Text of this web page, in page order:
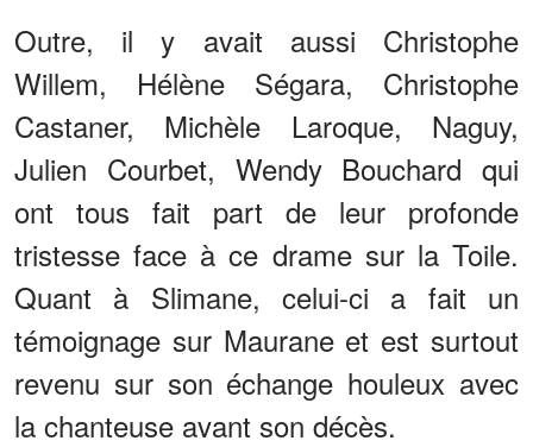
Outre, il y avait aussi Christophe
Willem, Hélène Ségara, Christophe
Castaner, Michèle Laroque, Naguy,
Julien Courbet, Wendy Bouchard qui
ont tous fait part de leur profonde
tristesse face à ce drame sur la Toile.
Quant à Slimane, celui-ci a fait un
témoignage sur Maurane et est surtout
revenu sur son échange houleux avec
la chanteuse avant son décès.